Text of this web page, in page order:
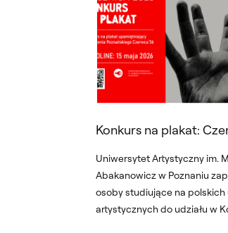
Konkurs na plakat:
Uniwersytet Artystyczny im.
Abakanowicz w Poznaniu
osoby studiujące na
artystycznych do udziału w